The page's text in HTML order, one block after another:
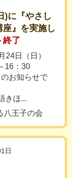
)に『やさし
』を実施し
終了
24日（日）
16：30
お知らせで
きほ...
八王子の会
日